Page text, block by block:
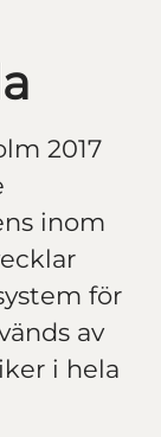
2017
inom
för
av
i hela